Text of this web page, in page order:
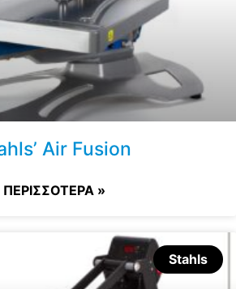
Air Fusion
ΠΕΡΙΣΣΟΤΕΡΑ »
Stahls